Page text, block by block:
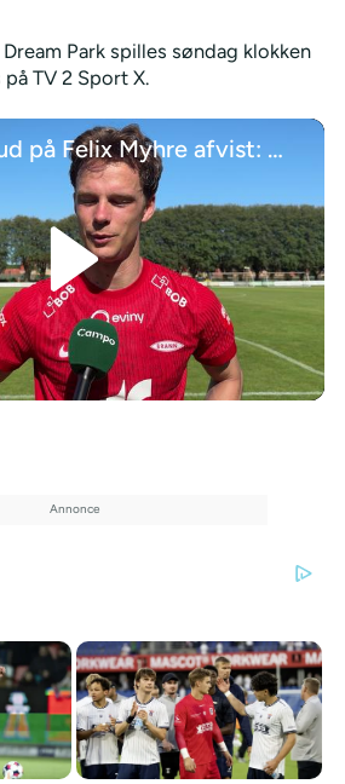
Park spilles søndag klokken
TV 2 Sport X.
Brøndby fik bud på Felix Myhre afvist: Måtte jeg acceptere
/